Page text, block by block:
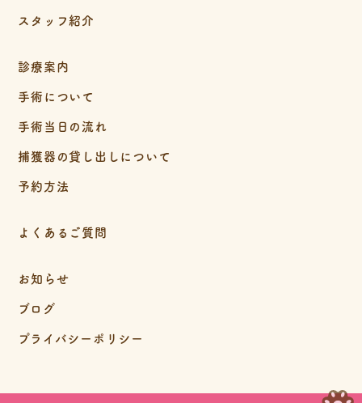
スタッフ紹介
診療案内
手術について
手術当日の流れ
捕獲器の貸し出しについて
予約方法
よくあるご質問
お知らせ
ブログ
プライバシーポリシー